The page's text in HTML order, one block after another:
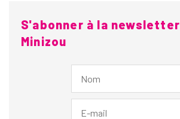
S'abonner à la
Minizou